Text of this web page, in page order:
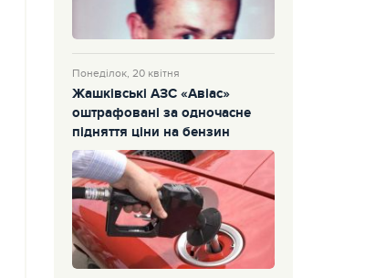
Понеділок, 20 квітня
Жашківські АЗС «Авіас»
оштрафовані за одночасне
підняття ціни на бензин